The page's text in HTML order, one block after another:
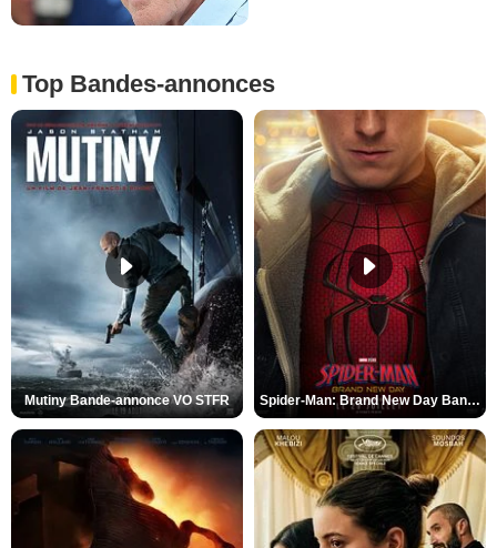
Top Bandes-annonces
Mutiny Bande-annonce VO STFR Spider-Man: Brand New Day Bande-annonce VO STFR